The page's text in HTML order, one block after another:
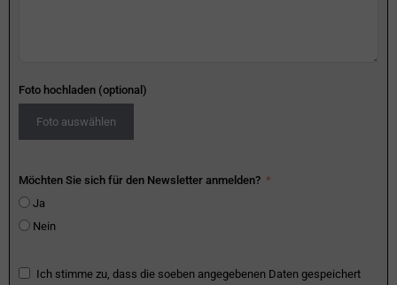
Foto hochladen (optional)
Foto auswählen
Möchten Sie sich für den Newsletter anmelden?
Ja
Nein
Ich stimme zu, dass die soeben angegebenen Daten gespeichert